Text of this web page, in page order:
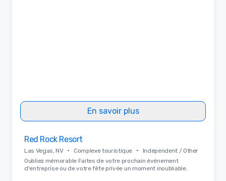
En savoir plus
Red Rock Resort
Las Vegas, NV • Complexe touristique •
Independent / Other
Oubliez mémorable Faites de votre prochain événement
d'entreprise ou de votre fête privée un moment inoubliable.